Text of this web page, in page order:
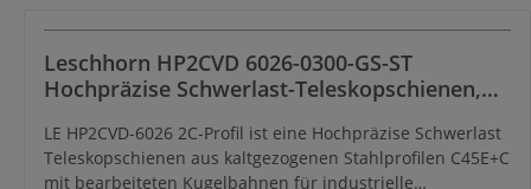
Leschhorn HP2CVD 6026-0300-GS-ST
Hochpräzise Schwerlast-Teleskopschienen,
GS: Gewinde M8/Senkbohrung für M6,
Lastwert 274kg, Stahl verzinkt
LE HP2CVD-6026 2C-Profil ist eine Hochpräzise Schwerlast
Teleskopschienen aus kaltgezogenen Stahlprofilen C45E+C
mit bearbeiteten Kugelbahnen für industrielle